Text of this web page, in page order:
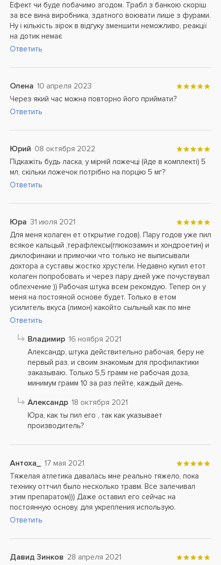
Ефект чи буде побачимо згодом. Трабл з банкою скоріш
за все вина виробника, здатного воювати лише з фурами.
Ну і кількість зірок в відгуку зменшити неможливо, реакції
на дотик немає
Ответить
Олена 10 апреля 2023
Через який час можна повторно його приймати?
Ответить
Юрий 08 октября 2022
Підкажіть будь ласка, у мірній ложечці (йде в комплекті) 5
мл, скільки ложечок потрібно на порцію 5 мг?
Ответить
Юра 31 июля 2021
Для меня колаген ет открытие годов). Пару годов уже пил
всякое кальцый ,терафлексы(глюкозамин и хондроетин) и
диклофинаки и примочки что только не выписывали
дохтора а суставы жостко хрустели. Недавно купил етот
колаген попробовать и через пару дней уже почуствувал
облехчение )) Рабочая штука всем рекомдую. Тепер он у
меня на постояной основе будет. Только в етом
усилитель вкуса (лимон) какойто сыльный как по мне
Ответить
Владимир 16 ноября 2021
Александр, штука действительно рабочая, беру не
первый раз, и своим знакомым для профилактики
заказываю. Только 5,5 грамм не рабочая доза,
минимум грамм 10 за раз пейте, каждый день.
Александр 18 октября 2021
Юра, как ты пил его , так как указывает
производитель?
Антоха_ 17 мая 2021
Тяжелая атлетика давалась мне реально тяжело, пока
технику оттчил было несколько травм. Все залечивал
этим препаратом))) Даже оставил его сейчас на
постоянную основу, для укрепления использую.
Ответить
Давид Зинков 28 апреля 2021